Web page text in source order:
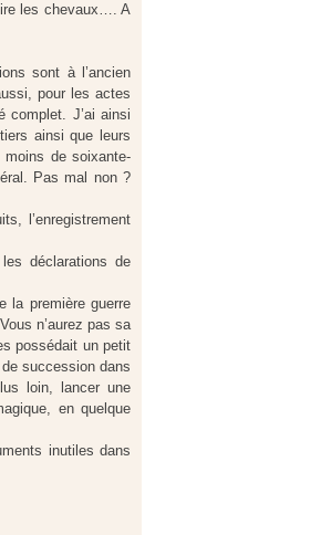
les chevaux…. A
sont à l’ancien
pour les actes
complet. J’ai ainsi
ainsi que leurs
de soixante-
Pas mal non ?
l’enregistrement
déclarations de
la première guerre
n’aurez pas sa
possédait un petit
succession dans
loin, lancer une
en quelque
inutiles dans